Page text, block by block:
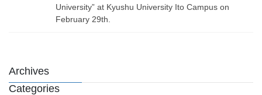
University” at Kyushu University Ito Campus on
February 29th.
Archives
Categories